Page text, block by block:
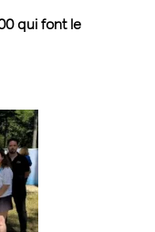
qui font le